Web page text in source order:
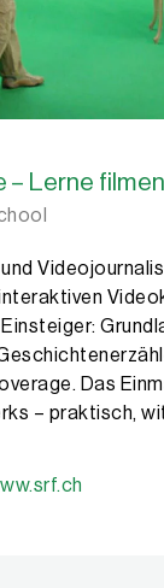
– Lerne
Das
– praktisch,